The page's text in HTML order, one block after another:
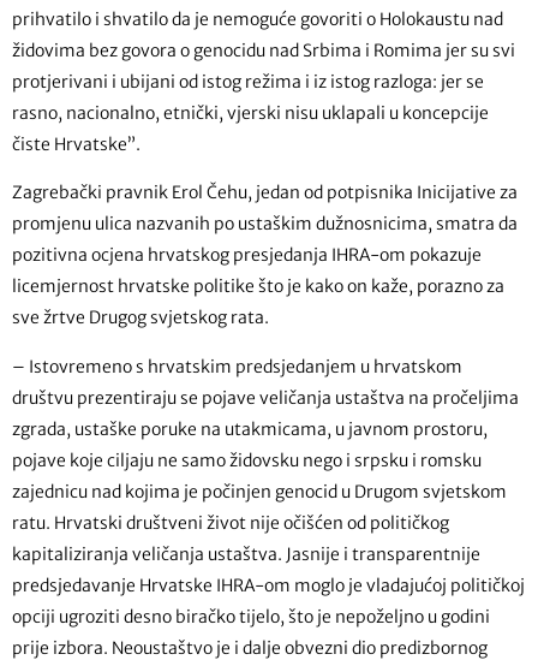
prihvatilo i shvatilo da je nemoguće govoriti o Holokaustu nad
židovima bez govora o genocidu nad Srbima i Romima jer su svi
protjerivani i ubijani od istog režima i iz istog razloga: jer se
rasno, nacionalno, etnički, vjerski nisu uklapali u koncepcije
čiste Hrvatske”.
Zagrebački pravnik Erol Čehu, jedan od potpisnika Inicijative za
promjenu ulica nazvanih po ustaškim dužnosnicima, smatra da
pozitivna ocjena hrvatskog presjedanja IHRA-om pokazuje
licemjernost hrvatske politike što je kako on kaže, porazno za
sve žrtve Drugog svjetskog rata.
– Istovremeno s hrvatskim predsjedanjem u hrvatskom
društvu prezentiraju se pojave veličanja ustaštva na pročeljima
zgrada, ustaške poruke na utakmicama, u javnom prostoru,
pojave koje ciljaju ne samo židovsku nego i srpsku i romsku
zajednicu nad kojima je počinjen genocid u Drugom svjetskom
ratu. Hrvatski društveni život nije očišćen od političkog
kapitaliziranja veličanja ustaštva. Jasnije i transparentnije
predsjedavanje Hrvatske IHRA-om moglo je vladajućoj političkoj
opciji ugroziti desno biračko tijelo, što je nepoželjno u godini
prije izbora. Neoustaštvo je i dalje obvezni dio predizbornog